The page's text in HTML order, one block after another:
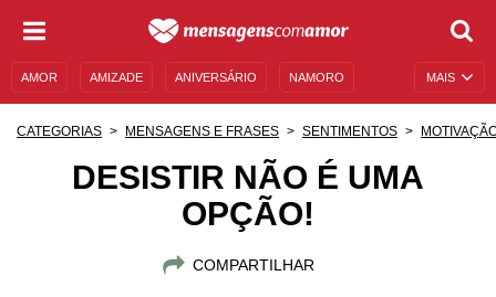
MAIS
AMOR AMIZADE ANIVERSÁRIO NAMORO
DESCULPAS
MENSAGENS DE ANIVERSÁRIO
CATEGORIAS MENSAGENS E FRASES SENTIMENTOS
DESISTIR NÃO É UMA
OPÇÃO!
COMPARTILHAR